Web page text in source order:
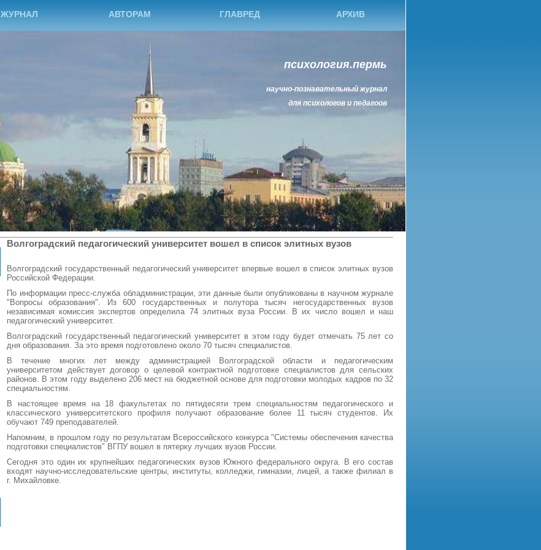
ЖУРНАЛ АВТОРАМ ГЛАВРЕД АРХИВ
психология.пермь
научно-познавательный журнал
для психологов и педагоов
Волгоградский педагогический университет вошел в список элитных вузов
Волгоградский государственный педагогический университет впервые вошел в список элитных вузов
Российской Федерации.
По информации пресс-служба обладминистрации, эти данные были опубликованы в научном журнале
"Вопросы образования". Из 600 государственных и полутора тысяч негосударственных вузов
независимая комиссия экспертов определила 74 элитных вуза России. В их число вошел и наш
педагогический университет.
Волгоградский государственный педагогический университет в этом году будет отмечать 75 лет со
дня образования. За это время подготовлено около 70 тысяч специалистов.
В течение многих лет между администрацией Волгоградской области и педагогическим
университетом действует договор о целевой контрактной подготовке специалистов для сельских
районов. В этом году выделено 206 мест на бюджетной основе для подготовки молодых кадров по 32
специальностям.
В настоящее время на 18 факультетах по пятидесяти трем специальностям педагогического и
классического университетского профиля получают образование более 11 тысяч студентов. Их
обучают 749 преподавателей.
Напомним, в прошлом году по результатам Всероссийского конкурса "Системы обеспечения качества
подготовки специалистов" ВГПУ вошел в пятерку лучших вузов России.
Сегодня это один их крупнейших педагогических вузов Южного федерального округа. В его состав
входят научно-исследовательские центры, институты, колледжи, гимназии, лицей, а также филиал в
г. Михайловке.